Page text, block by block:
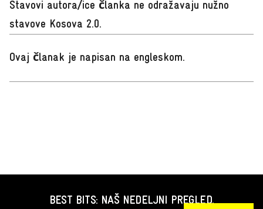
Stavovi autora/ice članka ne odražavaju nužno
stavove Kosova 2.0.
Ovaj članak je napisan na engleskom.
BEST BITS: NAŠ NEDELJNI PREGLED.